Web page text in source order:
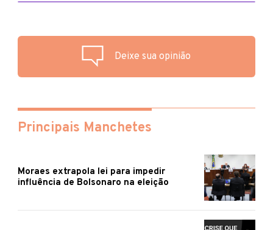
Deixe sua opinião
Principais Manchetes
Moraes extrapola lei para impedir
influência de Bolsonaro na eleição